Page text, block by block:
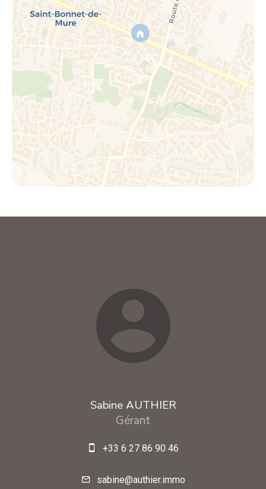
Sabine AUTHIER
Gérant
+33 6 27 86 90 46
sabine@authier.immo